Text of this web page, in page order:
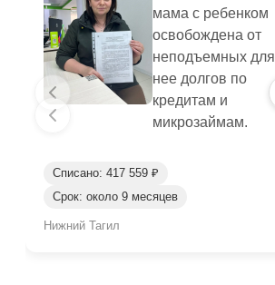
мама с ребенком
освобождена от
неподъемных для
нее долгов по
кредитам и
микрозаймам.
Списано: 417 559 ₽
Срок: около 9 месяцев
Нижний Тагил